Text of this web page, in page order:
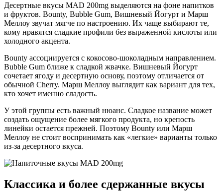
Десертные вкусы MAD 200mg выделяются на фоне напитков
и фруктов. Bounty, Bubble Gum, Вишневый Йогурт и Марш
Меллоу звучат мягче по настроению. Их чаще выбирают те,
кому нравятся сладкие профили без выраженной кислоты или
холодного акцента.
Bounty ассоциируется с кокосово-шоколадным направлением.
Bubble Gum ближе к сладкой жвачке. Вишневый Йогурт
сочетает ягоду и десертную основу, поэтому отличается от
обычной Cherry. Марш Меллоу выглядит как вариант для тех,
кто хочет именно сладость.
У этой группы есть важный нюанс. Сладкое название может
создать ощущение более мягкого продукта, но крепость
линейки остается прежней. Поэтому Bounty или Марш
Меллоу не стоит воспринимать как «легкие» варианты только
из-за десертного вкуса.
Классика и более сдержанные вкусы